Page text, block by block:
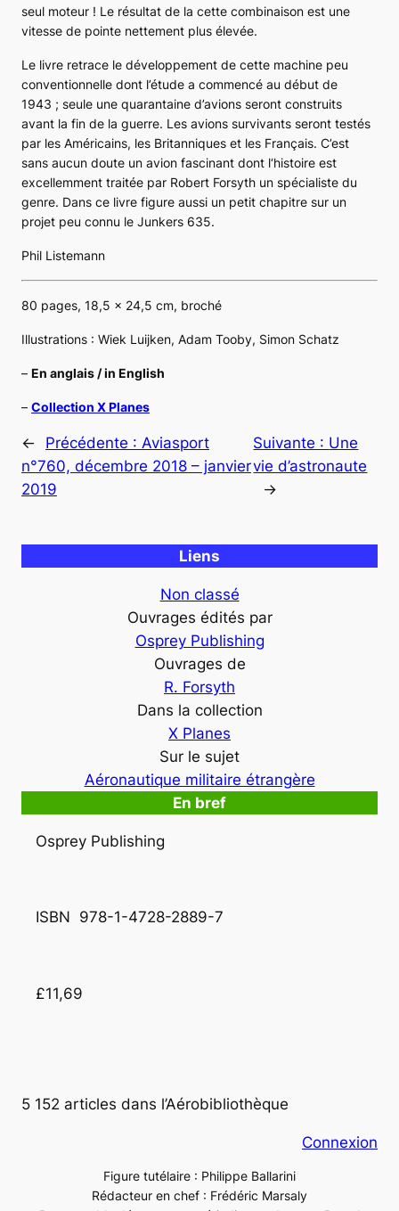
seul moteur ! Le résultat de la cette combinaison est une
vitesse de pointe nettement plus élevée.
Le livre retrace le développement de cette machine peu
conventionnelle dont l’étude a commencé au début de
1943 ; seule une quarantaine d’avions seront construits
avant la fin de la guerre. Les avions survivants seront testés
par les Américains, les Britanniques et les Français. C’est
sans aucun doute un avion fascinant dont l‘histoire est
excellemment traitée par Robert Forsyth un spécialiste du
genre. Dans ce livre figure aussi un petit chapitre sur un
projet peu connu le Junkers 635.
Phil Listemann
80 pages, 18,5 x 24,5 cm, broché
Illustrations : Wiek Luijken, Adam Tooby, Simon Schatz
– En anglais / in English
– Collection X Planes
← Précédente : Aviasport
n°760, décembre 2018 – janvier
2019
Suivante : Une
vie d’astronaute
→
Liens
Non classé
Ouvrages édités par
Osprey Publishing
Ouvrages de
R. Forsyth
Dans la collection
X Planes
Sur le sujet
Aéronautique militaire étrangère
En bref
Osprey Publishing
ISBN  978-1-4728-2889-7
£11,69
5 152 articles dans l’Aérobibliothèque
Connexion
Figure tutélaire : Philippe Ballarini
Rédacteur en chef : Frédéric Marsaly